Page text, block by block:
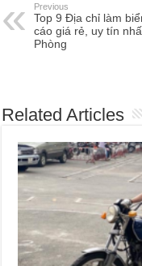
Previous
Top 9 Địa chỉ làm
cáo giá rẻ, uy tín
Phòng
Related Articles